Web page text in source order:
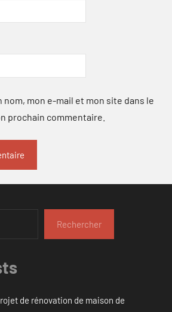
mon e-mail et mon site dans le
prochain commentaire.
Rechercher
de rénovation de maison de